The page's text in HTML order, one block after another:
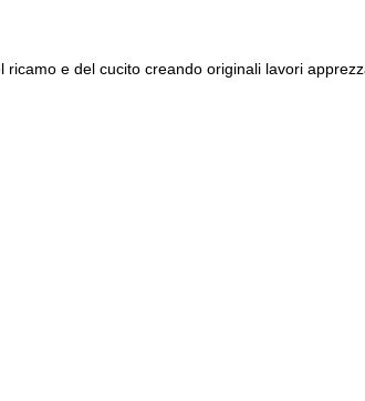
e del cucito creando originali lavori